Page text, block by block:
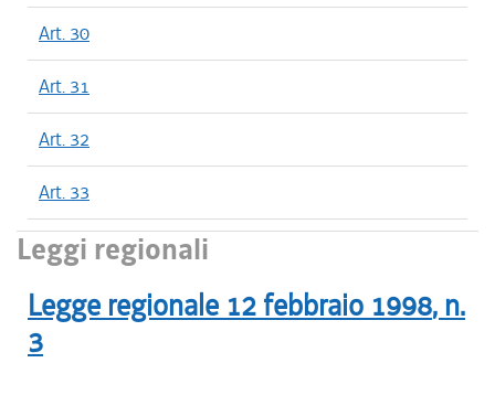
Art. 30
Art. 31
Art. 32
Art. 33
Leggi regionali
Legge regionale 12 febbraio 1998, n.
3